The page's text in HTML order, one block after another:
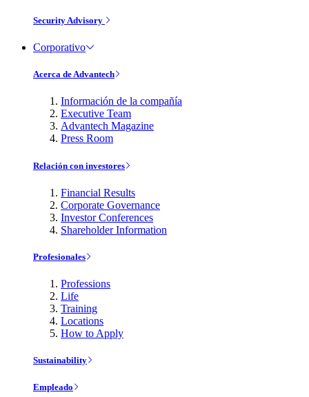
Security Advisory
Corporativo
Acerca de Advantech
Información de la compañía
Executive Team
Advantech Magazine
Press Room
Relación con investores
Financial Results
Corporate Governance
Investor Conferences
Shareholder Information
Profesionales
Professions
Life
Training
Locations
How to Apply
Sustainability
Empleado